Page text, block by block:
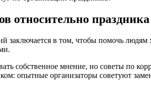
относительно
заключается в том, чтобы помочь
собственное мнение, но советы по
опытные организаторы советуют